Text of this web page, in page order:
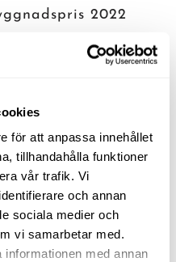
för att anpassa innehållet
tillhandahålla funktioner
vår trafik. Vi
och annan
sociala medier och
vi samarbetar med.
med annan
2022
i...
LÄSA